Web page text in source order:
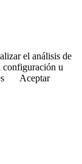
el análisis de
configuración u
Aceptar